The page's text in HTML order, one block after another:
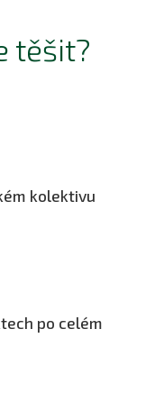
těšit?
kolektivu
po celém